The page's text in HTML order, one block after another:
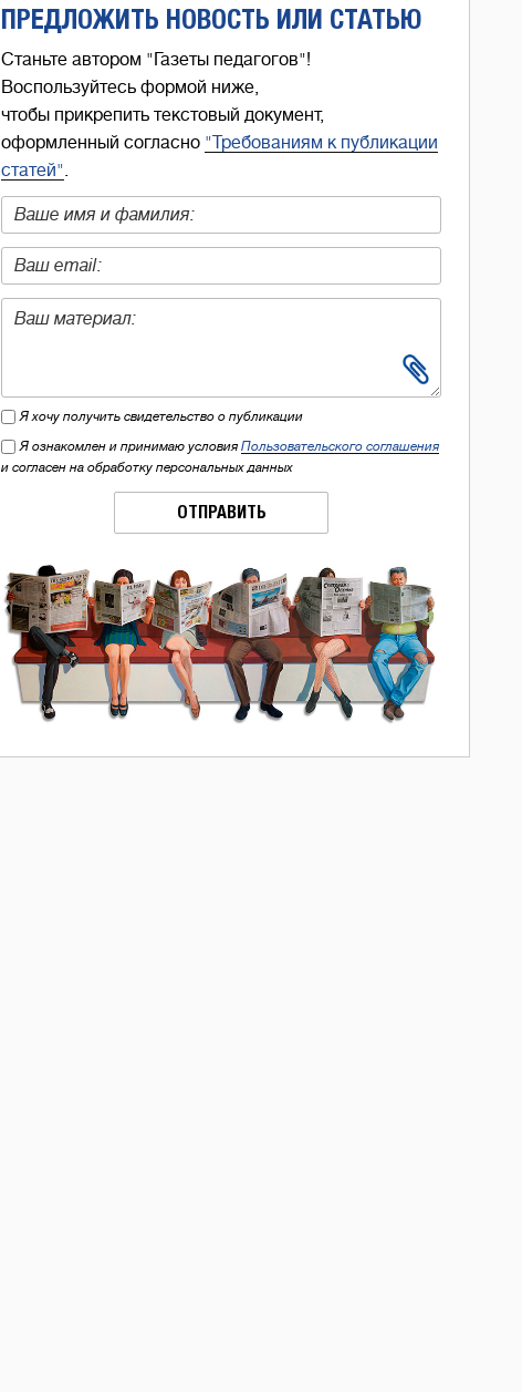
ПРЕДЛОЖИТЬ НОВОСТЬ ИЛИ СТАТЬЮ
Станьте автором "Газеты педагогов"!
Воспользуйтесь формой ниже,
чтобы прикрепить текстовый документ,
оформленный согласно "Требованиям к публикации
статей"
Я хочу получить свидетельство о публикации
Я ознакомлен и принимаю условия Пользовательского соглашения
и согласен на обработку персональных данных
ОТПРАВИТЬ